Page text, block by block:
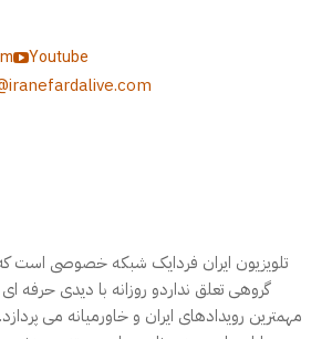
Youtube
تلویزیون ایران فردایک شبکه خصوصی است
گروهی تعلق نداردو روزانه با دیدی حرفه